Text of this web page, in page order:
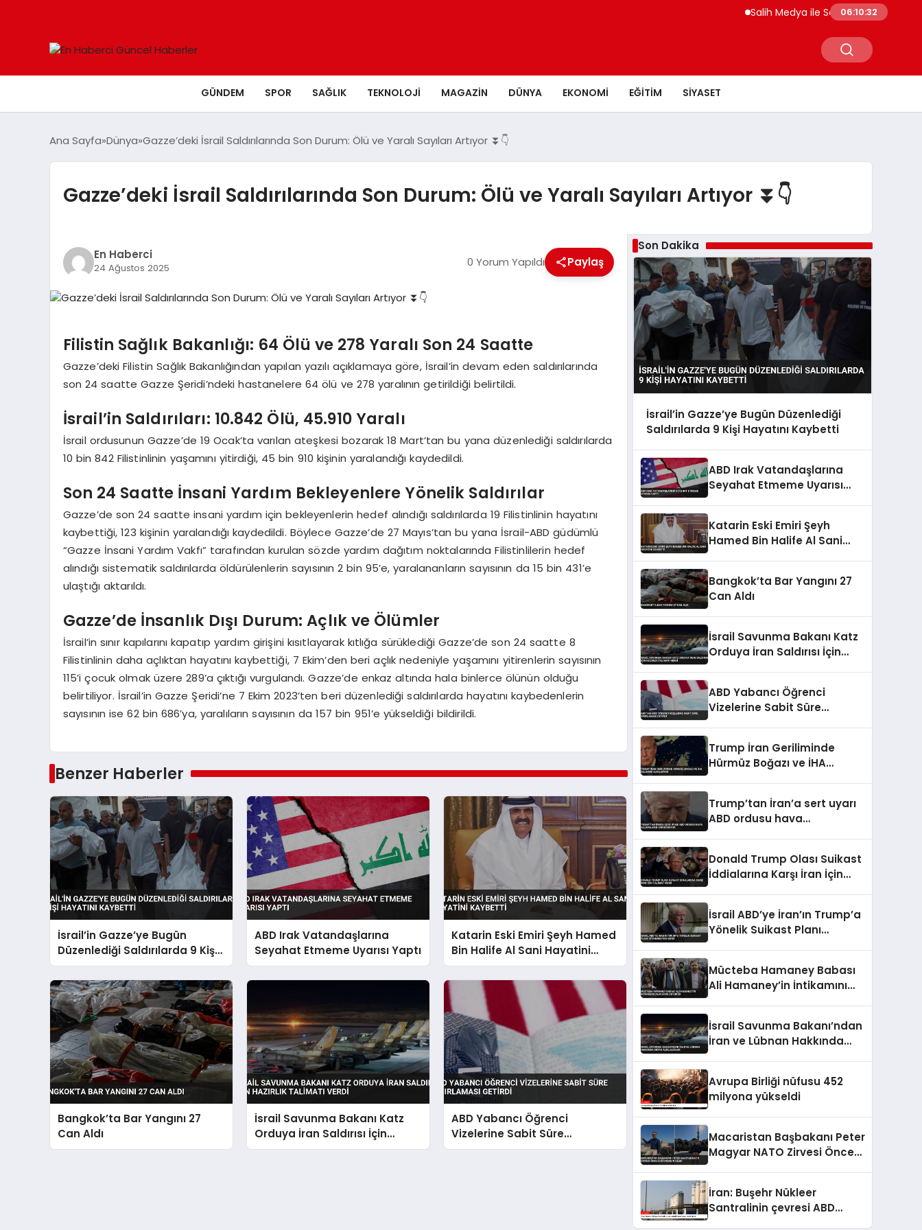
Salih Medya ile Sosyal Medya Profil
06:10:32
GÜNDEM SPOR SAĞLIK TEKNOLOJI MAGAZIN DÜNYA EKONOMI EĞITIM SIYASET
Ana Sayfa Dünya Gazze’deki İsrail Saldırılarında Son Durum: Ölü ve Yaralı Sayıları Artıyor ⏬👇
Gazze’deki İsrail Saldırılarında Son Durum: Ölü ve Yaralı Sayıları Artıyor ⏬👇
En Haberci
24 Ağustos 2025 0 Yorum Yapıldı Paylaş
Filistin Sağlık Bakanlığı: 64 Ölü ve 278 Yaralı Son 24 Saatte
Gazze’deki Filistin Sağlık Bakanlığından yapılan yazılı açıklamaya göre, İsrail’in devam eden saldırılarında
son 24 saatte Gazze Şeridi’ndeki hastanelere 64 ölü ve 278 yaralının getirildiği belirtildi.
İsrail’in Saldırıları: 10.842 Ölü, 45.910 Yaralı
İsrail ordusunun Gazze’de 19 Ocak’ta varılan ateşkesi bozarak 18 Mart’tan bu yana düzenlediği saldırılarda
10 bin 842 Filistinlinin yaşamını yitirdiği, 45 bin 910 kişinin yaralandığı kaydedildi.
Son 24 Saatte İnsani Yardım Bekleyenlere Yönelik Saldırılar
Gazze’de son 24 saatte insani yardım için bekleyenlerin hedef alındığı saldırılarda 19 Filistinlinin hayatını
kaybettiği, 123 kişinin yaralandığı kaydedildi. Böylece Gazze’de 27 Mayıs’tan bu yana İsrail-ABD güdümlü
“Gazze İnsani Yardım Vakfı” tarafından kurulan sözde yardım dağıtım noktalarında Filistinlilerin hedef
alındığı sistematik saldırılarda öldürülenlerin sayısının 2 bin 95’e, yaralananların sayısının da 15 bin 431’e
ulaştığı aktarıldı.
Gazze’de İnsanlık Dışı Durum: Açlık ve Ölümler
İsrail’in sınır kapılarını kapatıp yardım girişini kısıtlayarak kıtlığa sürüklediği Gazze’de son 24 saatte 8
Filistinlinin daha açlıktan hayatını kaybettiği, 7 Ekim’den beri açlık nedeniyle yaşamını yitirenlerin sayısının
115’i çocuk olmak üzere 289’a çıktığı vurgulandı. Gazze’de enkaz altında hala binlerce ölünün olduğu
belirtiliyor. İsrail’in Gazze Şeridi’ne 7 Ekim 2023’ten beri düzenlediği saldırılarda hayatını kaybedenlerin
sayısının ise 62 bin 686’ya, yaralıların sayısının da 157 bin 951’e yükseldiği bildirildi.
Benzer Haberler
İsrail’in Gazze’ye Bugün
Düzenlediği Saldırılarda 9 Kişi
Hayatını Kaybetti
ABD Irak Vatandaşlarına
Seyahat Etmeme Uyarısı Yaptı
Katarin Eski Emiri Şeyh Hamed
Bin Halife Al Sani Hayatini
Kaybetti
Bangkok’ta Bar Yangını 27
Can Aldı
İsrail Savunma Bakanı Katz
Orduya İran Saldırısı İçin
Hazırlık Talimatı Verdi
ABD Yabancı Öğrenci
Vizelerine Sabit Süre
Sınırlaması Getirdi
Son Dakika
İsrail’in Gazze’ye Bugün Düzenlediği
Saldırılarda 9 Kişi Hayatını Kaybetti
ABD Irak Vatandaşlarına
Seyahat Etmeme Uyarısı
Katarin Eski Emiri Şeyh
Hamed Bin Halife Al Sani
Bangkok’ta Bar Yangını 27
Can Aldı
İsrail Savunma Bakanı Katz
Orduya İran Saldırısı İçin
ABD Yabancı Öğrenci
Vizelerine Sabit Süre
Trump İran Geriliminde
Hürmüz Boğazı ve İHA
Trump’tan İran’a sert uyarı
ABD ordusu hava
Donald Trump Olası Suikast
İddialarına Karşı İran İçin
İsrail ABD’ye İran’ın Trump’a
Yönelik Suikast Planı
Mücteba Hamaney Babası
Ali Hamaney’in İntikamını
İsrail Savunma Bakanı’ndan
İran ve Lübnan Hakkında
Avrupa Birliği nüfusu 452
milyona yükseldi
Macaristan Başbakanı Peter
Magyar NATO Zirvesi Öncesi
İran: Buşehr Nükleer
Santralinin çevresi ABD